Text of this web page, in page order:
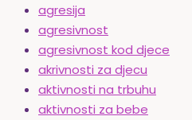
agresija
agresivnost
agresivnost kod djece
akrivnosti za djecu
aktivnosti na trbuhu
aktivnosti za bebe